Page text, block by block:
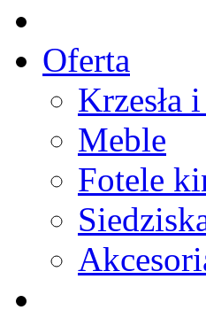
Oferta
Krzesła
Meble
Fotele